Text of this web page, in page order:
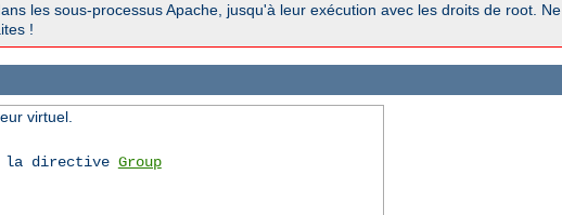
les sous-processus Apache, jusqu'à leur exécution avec les droits de root. Ne
!
virtuel.
la directive Group